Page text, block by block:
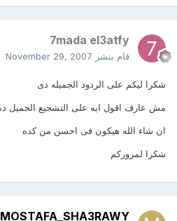
7mada el3atfy
قام بنشر November 29, 2007
شكرا ليكم على الردود الجميله دى
مش عارف اقول ايه على التشجيع الجميل ده
ان شاء الله هيكون فى احسن من كده
شكرا لمروركم
MOSTAFA_SHA3RAWY